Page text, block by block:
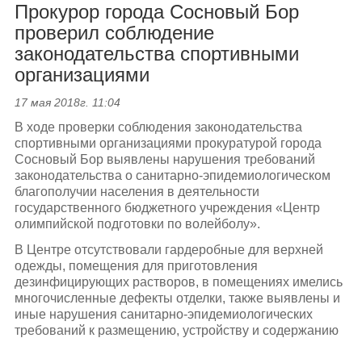
Прокурор города Сосновый Бор
проверил соблюдение
законодательства спортивными
организациями
17 мая 2018г. 11:04
В ходе проверки соблюдения законодательства
спортивными организациями прокуратурой города
Сосновый Бор выявлены нарушения требований
законодательства о санитарно-эпидемиологическом
благополучии населения в деятельности
государственного бюджетного учреждения «Центр
олимпийской подготовки по волейболу».
В Центре отсутствовали гардеробные для верхней
одежды, помещения для приготовления
дезинфицирующих растворов, в помещениях имелись
многочисленные дефекты отделки, также выявлены и
иные нарушения санитарно-эпидемиологических
требований к размещению, устройству и содержанию